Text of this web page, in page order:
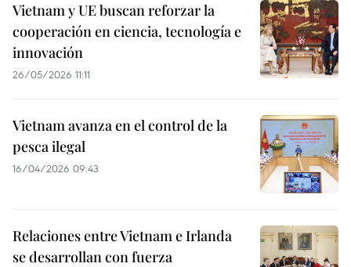
Vietnam y UE buscan reforzar la
cooperación en ciencia, tecnología e
innovación
26/05/2026 11:11
Vietnam avanza en el control de la
pesca ilegal
16/04/2026 09:43
Relaciones entre Vietnam e Irlanda
se desarrollan con fuerza